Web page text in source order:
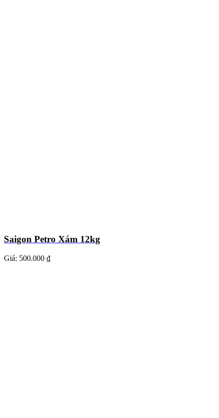
Saigon Petro Xám 12kg
Giá: 500.000 ₫